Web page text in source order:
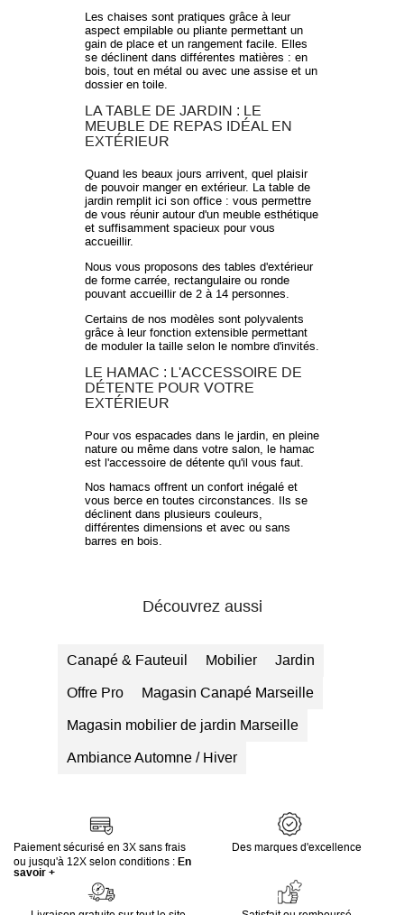
Les chaises sont pratiques grâce à leur
aspect empilable ou pliante permettant un
gain de place et un rangement facile. Elles
se déclinent dans différentes matières : en
bois, tout en métal ou avec une assise et un
dossier en toile.
LA TABLE DE JARDIN : LE
MEUBLE DE REPAS IDÉAL EN
EXTÉRIEUR
Quand les beaux jours arrivent, quel plaisir
de pouvoir manger en extérieur. La table de
jardin remplit ici son office : vous permettre
de vous réunir autour d'un meuble esthétique
et suffisamment spacieux pour vous
accueillir.
Nous vous proposons des tables d'extérieur
de forme carrée, rectangulaire ou ronde
pouvant accueillir de 2 à 14 personnes.
Certains de nos modèles sont polyvalents
grâce à leur fonction extensible permettant
de moduler la taille selon le nombre d'invités.
LE HAMAC : L'ACCESSOIRE DE
DÉTENTE POUR VOTRE
EXTÉRIEUR
Pour vos espacades dans le jardin, en pleine
nature ou même dans votre salon, le hamac
est l'accessoire de détente qu'il vous faut.
Nos hamacs offrent un confort inégalé et
vous berce en toutes circonstances. Ils se
déclinent dans plusieurs couleurs,
différentes dimensions et avec ou sans
barres en bois.
Découvrez aussi
Canapé & Fauteuil Mobilier Jardin
Offre Pro Magasin Canapé Marseille
Magasin mobilier de jardin Marseille
Ambiance Automne / Hiver
Paiement sécurisé en 3X sans frais
ou jusqu'à 12X selon conditions : En
savoir +
Des marques d'excellence